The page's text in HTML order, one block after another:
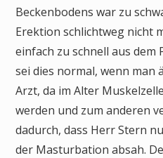
Beckenbodens war zu
Erektion schlichtweg nicht
einfach zu schnell aus dem
sei dies normal, wenn man
Arzt, da im Alter
werden und zum anderen
dadurch, dass Herr Stern
der Masturbation absah.